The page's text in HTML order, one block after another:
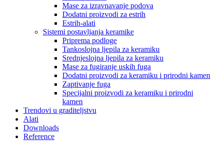
Mase za izravnavanje podova
Dodatni proizvodi za estrih
Estrih-alati
Sistemi postavljanja keramike
Priprema podloge
Tankoslojna ljepila za keramiku
Srednjeslojna ljepila za keramiku
Mase za fugiranje uskih fuga
Dodatni proizvodi za keramiku i prirodni kamen
Zaptivanje fuga
Specijalni proizvodi za keramiku i prirodni
kamen
Trendovi u graditeljstvu
Alati
Downloads
Reference